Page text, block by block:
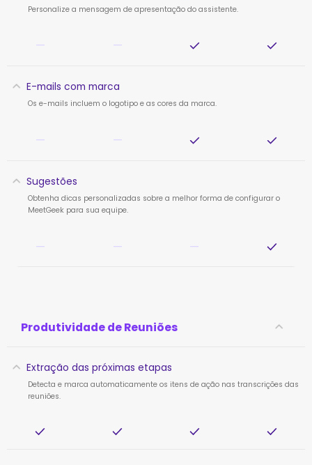
Personalize a mensagem de apresentação do assistente.
— —
E-mails com marca
Os e-mails incluem o logotipo e as cores da marca.
— —
Sugestões
Obtenha dicas personalizadas sobre a melhor forma de configurar o
MeetGeek para sua equipe.
— — —
Produtividade de Reuniões
Extração das próximas etapas
Detecta e marca automaticamente os itens de ação nas transcrições das
reuniões.